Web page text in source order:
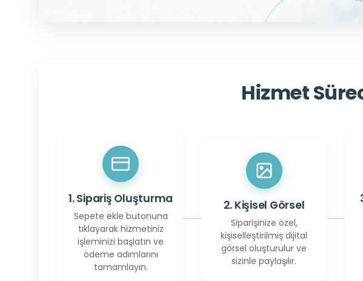
Hizmet
1. Sipariş Oluşturma
Sepete ekle butonuna
tıklayarak hizmetiniz
işleminizi başlatın ve
ödeme adımlarını
tamamlayın.
2. Kişisel Görsel
Siparişinize özel,
kişiselleştirilmiş dijital
görsel oluşturulur ve
sizinle paylaşılır.